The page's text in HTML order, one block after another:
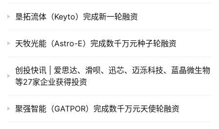
学垦拓流体（Keyto）完成新一轮融资
天牧光能（Astro-E）完成数千万元种子轮融资
创投快讯 | 爱思达、​滑呗、迅芯、迈泺科技、蓝晶微生物
等27家企业获得投资
聚强智能（GATPOR）完成数千万元天使轮融资